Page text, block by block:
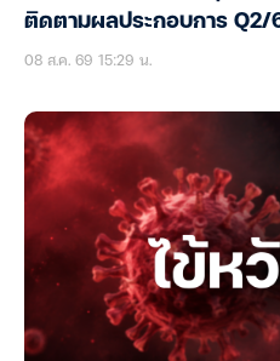
ติดตามผลประกอบการ
08 ส.ค. 69 15:29 น.